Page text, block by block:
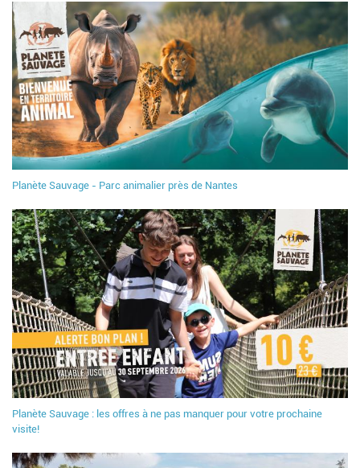
Planète Sauvage - Parc animalier près de Nantes
Planète Sauvage : les offres à ne pas manquer pour votre prochaine
visite!